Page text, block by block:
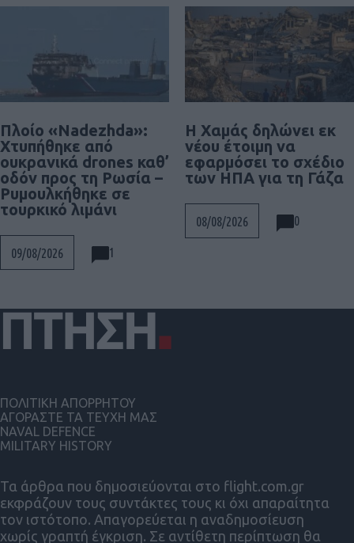
Πλοίο «Nadezhda»:
Χτυπήθηκε από
ουκρανικά drones καθ’
οδόν προς τη Ρωσία –
Ρυμουλκήθηκε σε
τουρκικό λιμάνι
09/08/2026 1
Η Χαμάς δηλώνει εκ
νέου έτοιμη να
εφαρμόσει το σχέδιο
των ΗΠΑ για τη Γάζα
08/08/2026 0
Τα άρθρα που δημοσιεύονται στο flight.com.gr
εκφράζουν τους συντάκτες τους κι όχι απαραίτητα
τον ιστότοπο. Απαγορεύεται η αναδημοσίευση
χωρίς γραπτή έγκριση. Σε αντίθετη περίπτωση θα
ΠΟΛΙΤΙΚΗ ΑΠΟΡΡΗΤΟΥ
ΑΓΟΡΑΣΤΕ ΤΑ ΤΕΥΧΗ ΜΑΣ
NAVAL DEFENCE
MILITARY HISTORY